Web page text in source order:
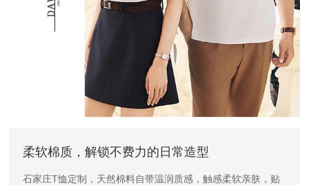
柔软棉质，解锁不费力的日常造型
石家庄T恤定制，天然棉料自带温润质感，触感柔软亲肤，贴